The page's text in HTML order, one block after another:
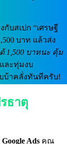
บสเปก “เศรษฐี
บาท แล้วส่ง
1,500 บาทนะ คุ้ม
ละทุ่มงบ
บ้าคลั่งทันทีครับ!
ธาตุ
Google Ads คุณ